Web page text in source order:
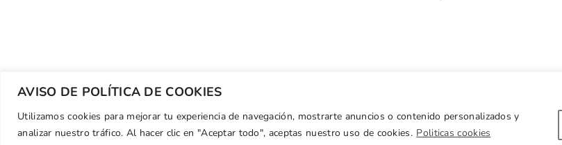
AVISO DE POLÍTICA DE COOKIES
Utilizamos cookies para mejorar tu experiencia de navegación, mostrarte anuncios o contenido personalizados y
analizar nuestro tráfico. Al hacer clic en "Aceptar todo", aceptas nuestro uso de cookies. Politicas cookies